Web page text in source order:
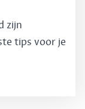
zijn
tips voor je